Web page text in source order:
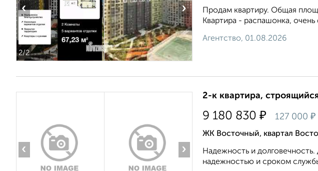
2/2
‹ ›
Продам квартиру. Общая
Квартира - распашонка,
Агентство, 01.08.2026
‹ ›
2-к квартира,
9 180 830 ₽ 127 000 ₽
ЖК Восточный, квартал
Надежность и
надежностью и сроком